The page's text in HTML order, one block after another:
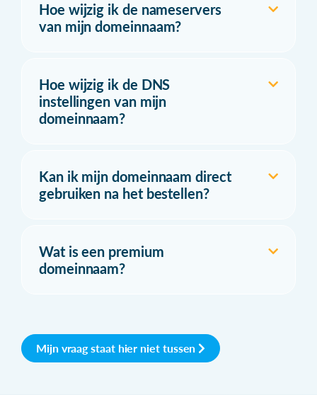
Hoe wijzig ik de nameservers
van mijn domeinnaam?
Hoe wijzig ik de DNS
instellingen van mijn
domeinnaam?
Kan ik mijn domeinnaam direct
gebruiken na het bestellen?
Wat is een premium
domeinnaam?
Mijn vraag staat hier niet tussen